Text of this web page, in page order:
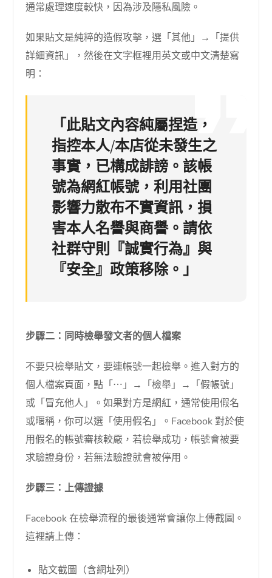
通常處理速度較快，因為涉及隱私風險。
如果貼文是純粹的造假攻擊，選「其他」→「提供
詳細資訊」，然後在文字框裡用英文或中文清楚寫
明：
「此貼文內容純屬捏造，
指控本人/本店從未發生之
事實，已構成誹謗。該帳
號為網紅帳號，利用社團
影響力散布不實資訊，損
害本人名譽與商譽。請依
社群守則『誠實行為』與
『安全』政策移除。」
步驟二：同時檢舉發文者的個人檔案
不要只檢舉貼文，要連帳號一起檢舉。進入對方的
個人檔案頁面，點「⋯」→「檢舉」→「假帳號」
或「冒充他人」。如果對方是網紅，通常使用假名
或暱稱，你可以選「使用假名」。Facebook 對於使
用假名的帳號審核較嚴，若檢舉成功，帳號會被要
求驗證身份，若無法驗證就會被停用。
步驟三：上傳證據
Facebook 在檢舉流程的最後通常會讓你上傳截圖。
這裡請上傳：
貼文截圖（含網址列）